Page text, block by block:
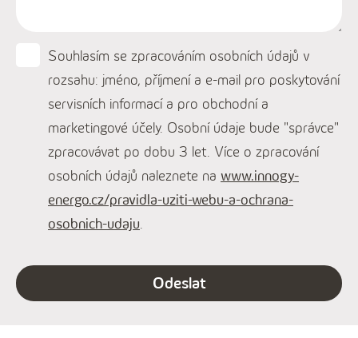
Souhlasím se zpracováním osobních údajů v
rozsahu: jméno, příjmení a e-mail pro poskytování
servisních informací a pro obchodní a
marketingové účely. Osobní údaje bude "správce"
zpracovávat po dobu 3 let. Více o zpracování
osobních údajů naleznete na www.innogy-
energo.cz/pravidla-uziti-webu-a-ochrana-
osobnich-udaju.
Odeslat